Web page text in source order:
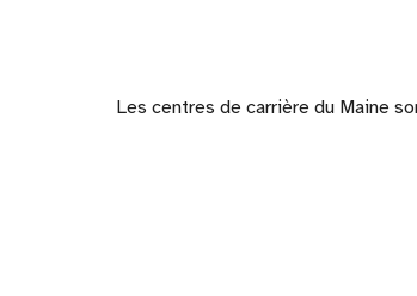
Les centres de carrière du Maine